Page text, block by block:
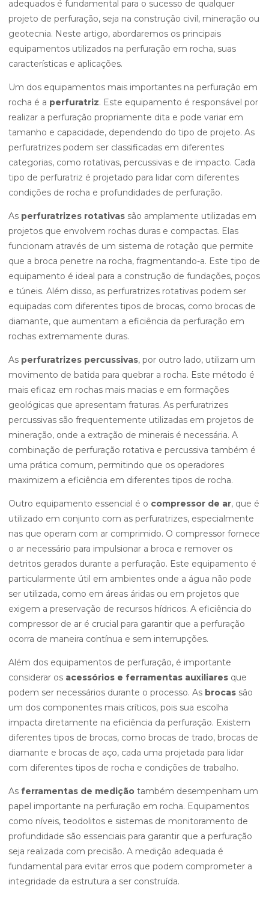
adequados é fundamental para o sucesso de qualquer
projeto de perfuração, seja na construção civil, mineração ou
geotecnia. Neste artigo, abordaremos os principais
equipamentos utilizados na perfuração em rocha, suas
características e aplicações.
Um dos equipamentos mais importantes na perfuração em
rocha é a perfuratriz. Este equipamento é responsável por
realizar a perfuração propriamente dita e pode variar em
tamanho e capacidade, dependendo do tipo de projeto. As
perfuratrizes podem ser classificadas em diferentes
categorias, como rotativas, percussivas e de impacto. Cada
tipo de perfuratriz é projetado para lidar com diferentes
condições de rocha e profundidades de perfuração.
As perfuratrizes rotativas são amplamente utilizadas em
projetos que envolvem rochas duras e compactas. Elas
funcionam através de um sistema de rotação que permite
que a broca penetre na rocha, fragmentando-a. Este tipo de
equipamento é ideal para a construção de fundações, poços
e túneis. Além disso, as perfuratrizes rotativas podem ser
equipadas com diferentes tipos de brocas, como brocas de
diamante, que aumentam a eficiência da perfuração em
rochas extremamente duras.
As perfuratrizes percussivas, por outro lado, utilizam um
movimento de batida para quebrar a rocha. Este método é
mais eficaz em rochas mais macias e em formações
geológicas que apresentam fraturas. As perfuratrizes
percussivas são frequentemente utilizadas em projetos de
mineração, onde a extração de minerais é necessária. A
combinação de perfuração rotativa e percussiva também é
uma prática comum, permitindo que os operadores
maximizem a eficiência em diferentes tipos de rocha.
Outro equipamento essencial é o compressor de ar, que é
utilizado em conjunto com as perfuratrizes, especialmente
nas que operam com ar comprimido. O compressor fornece
o ar necessário para impulsionar a broca e remover os
detritos gerados durante a perfuração. Este equipamento é
particularmente útil em ambientes onde a água não pode
ser utilizada, como em áreas áridas ou em projetos que
exigem a preservação de recursos hídricos. A eficiência do
compressor de ar é crucial para garantir que a perfuração
ocorra de maneira contínua e sem interrupções.
Além dos equipamentos de perfuração, é importante
considerar os acessórios e ferramentas auxiliares que
podem ser necessários durante o processo. As brocas são
um dos componentes mais críticos, pois sua escolha
impacta diretamente na eficiência da perfuração. Existem
diferentes tipos de brocas, como brocas de trado, brocas de
diamante e brocas de aço, cada uma projetada para lidar
com diferentes tipos de rocha e condições de trabalho.
As ferramentas de medição também desempenham um
papel importante na perfuração em rocha. Equipamentos
como níveis, teodolitos e sistemas de monitoramento de
profundidade são essenciais para garantir que a perfuração
seja realizada com precisão. A medição adequada é
fundamental para evitar erros que podem comprometer a
integridade da estrutura a ser construída.